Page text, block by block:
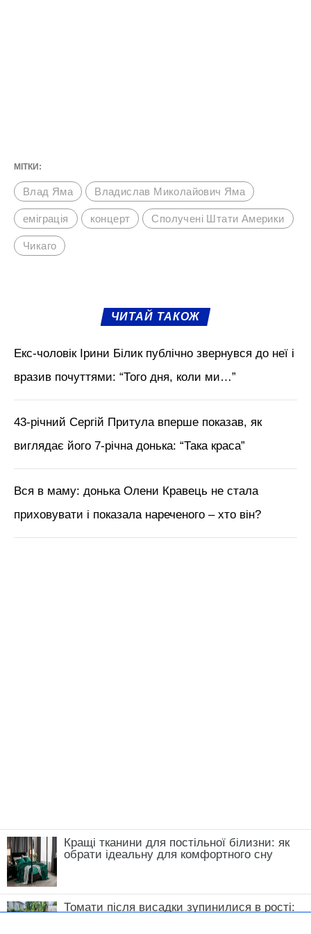
МІТКИ:
Влад Яма Владислав Миколайович Яма
еміграція концерт Сполучені Штати Америки
Чикаго
ЧИТАЙ ТАКОЖ
Екс-чоловік Ірини Білик публічно звернувся до неї і
вразив почуттями: “Того дня, коли ми…”
43-річний Сергій Притула вперше показав, як
виглядає його 7-річна донька: “Така краса”
Вся в маму: донька Олени Кравець не стала
приховувати і показала нареченого – хто він?
Кращі тканини для постільної білизни: як
обрати ідеальну для комфортного сну
Томати після висадки зупинилися в рості: